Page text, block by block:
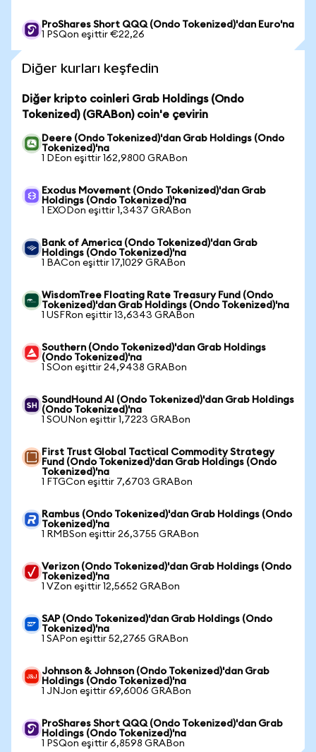
ProShares Short QQQ (Ondo Tokenized)'dan Euro'na
1 PSQon eşittir €22,26
Diğer kurları keşfedin
Diğer kripto coinleri Grab Holdings (Ondo
Tokenized) (GRABon) coin'e çevirin
Deere (Ondo Tokenized)'dan Grab Holdings (Ondo
Tokenized)'na
1 DEon eşittir 162,9800 GRABon
Exodus Movement (Ondo Tokenized)'dan Grab
Holdings (Ondo Tokenized)'na
1 EXODon eşittir 1,3437 GRABon
Bank of America (Ondo Tokenized)'dan Grab
Holdings (Ondo Tokenized)'na
1 BACon eşittir 17,1029 GRABon
WisdomTree Floating Rate Treasury Fund (Ondo
Tokenized)'dan Grab Holdings (Ondo Tokenized)'na
1 USFRon eşittir 13,6343 GRABon
Southern (Ondo Tokenized)'dan Grab Holdings
(Ondo Tokenized)'na
1 SOon eşittir 24,9438 GRABon
SoundHound AI (Ondo Tokenized)'dan Grab Holdings
(Ondo Tokenized)'na
1 SOUNon eşittir 1,7223 GRABon
First Trust Global Tactical Commodity Strategy
Fund (Ondo Tokenized)'dan Grab Holdings (Ondo
Tokenized)'na
1 FTGCon eşittir 7,6703 GRABon
Rambus (Ondo Tokenized)'dan Grab Holdings (Ondo
Tokenized)'na
1 RMBSon eşittir 26,3755 GRABon
Verizon (Ondo Tokenized)'dan Grab Holdings (Ondo
Tokenized)'na
1 VZon eşittir 12,5652 GRABon
SAP (Ondo Tokenized)'dan Grab Holdings (Ondo
Tokenized)'na
1 SAPon eşittir 52,2765 GRABon
Johnson & Johnson (Ondo Tokenized)'dan Grab
Holdings (Ondo Tokenized)'na
1 JNJon eşittir 69,6006 GRABon
ProShares Short QQQ (Ondo Tokenized)'dan Grab
Holdings (Ondo Tokenized)'na
1 PSQon eşittir 6,8598 GRABon